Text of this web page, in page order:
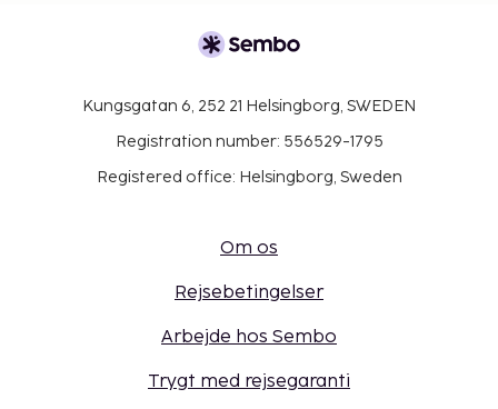
Kungsgatan 6, 252 21 Helsingborg, SWEDEN
Registration number: 556529-1795
Registered office: Helsingborg, Sweden
Om os
Rejsebetingelser
Arbejde hos Sembo
Trygt med rejsegaranti